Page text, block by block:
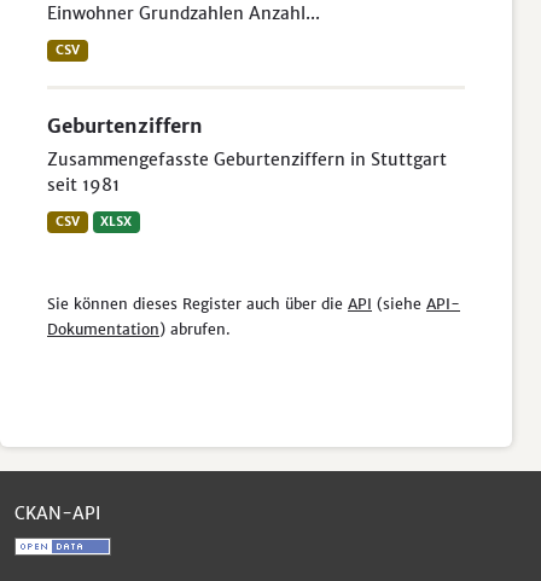
Einwohner Grundzahlen Anzahl...
CSV
Geburtenziffern
Zusammengefasste Geburtenziffern in Stuttgart
seit 1981
CSV XLSX
Sie können dieses Register auch über die API (siehe API-
Dokumentation) abrufen.
CKAN-API